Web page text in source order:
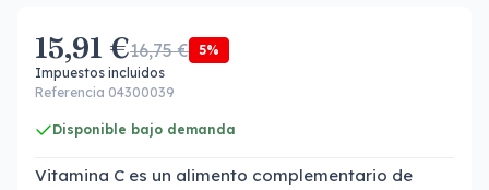
15,91 €16,75 € 5%
Impuestos incluidos
Referencia 04300039
Disponible bajo demanda
Vitamina C es un alimento complementario de